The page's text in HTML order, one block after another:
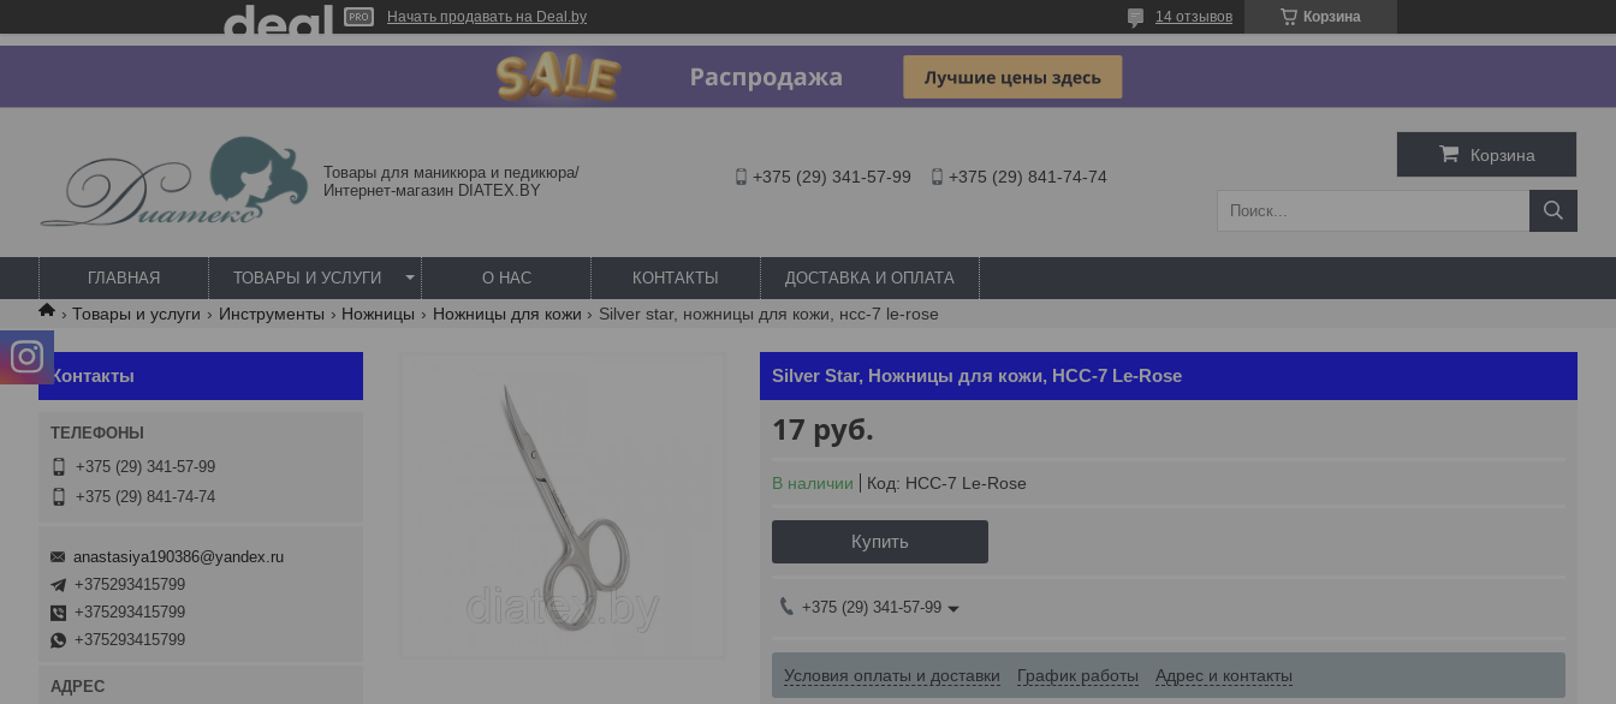
Начать продавать на Deal.by Корзина
14 отзывов
Товары для маникюра и педикюра/
Интернет-магазин DIATEX.BY
+375 (29) 341-57-99 +375 (29) 841-74-74
Корзина
ГЛАВНАЯ ТОВАРЫ И УСЛУГИ О НАС КОНТАКТЫ ДОСТАВКА И ОПЛАТА
Товары и услуги Инструменты Ножницы Ножницы для кожи Silver star, ножницы для кожи, нсс-7 le-rose
Silver Star, Ножницы для кожи, НСС-7 Le-Rose
17 руб.
В наличии Код: НСС-7 Le-Rose
Купить
+375 (29) 341-57-99
Условия оплаты и доставки График работы Адрес и контакты
Контакты
+375 (29) 341-57-99
+375 (29) 841-74-74
anastasiya190386@yandex.ru
+375293415799
+375293415799
+375293415799